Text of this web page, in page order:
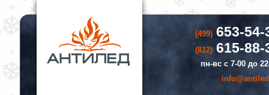
(499)653-54-
(812)615-88-
пн-вс с 7-00 до